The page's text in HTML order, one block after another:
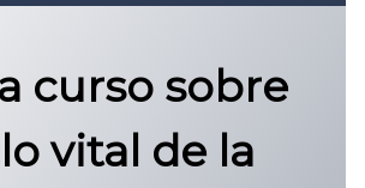
DE INGRESO UAZ
curso sobre
vital de la